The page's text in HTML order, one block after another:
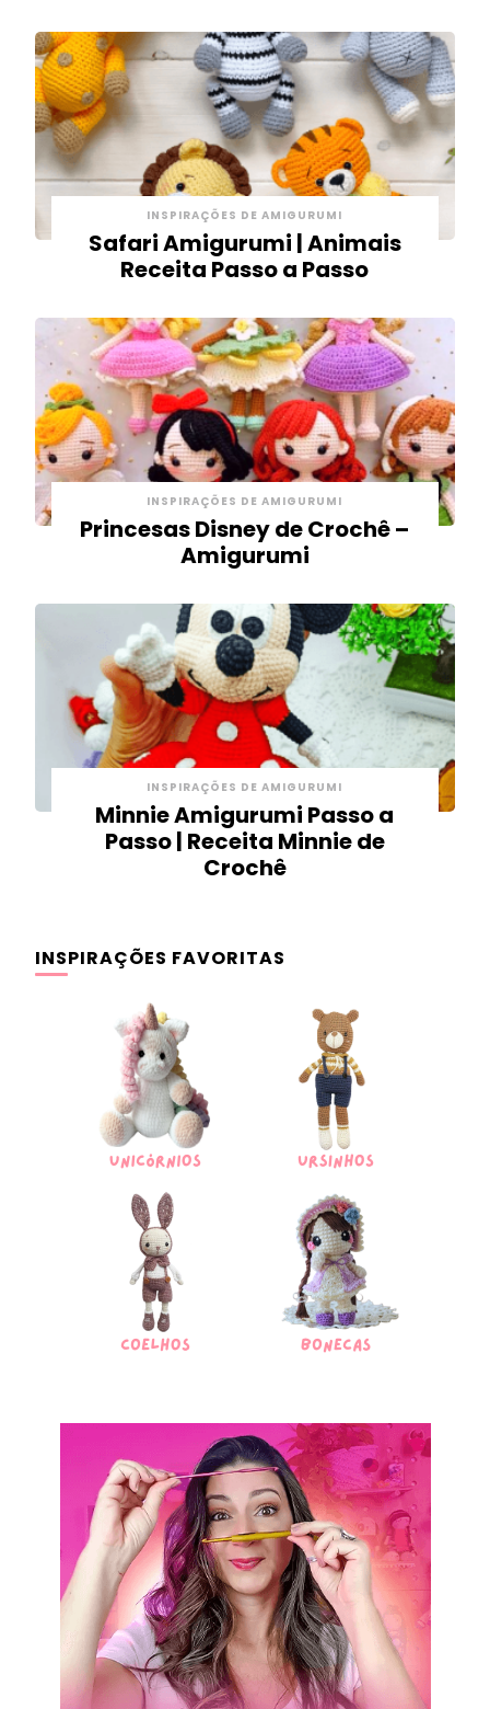
INSPIRAÇÕES DE AMIGURUMI
Safari Amigurumi | Animais
Receita Passo a Passo
INSPIRAÇÕES DE AMIGURUMI
Princesas Disney de Crochê –
Amigurumi
INSPIRAÇÕES DE AMIGURUMI
Minnie Amigurumi Passo a
Passo | Receita Minnie de
Crochê
INSPIRAÇÕES FAVORITAS